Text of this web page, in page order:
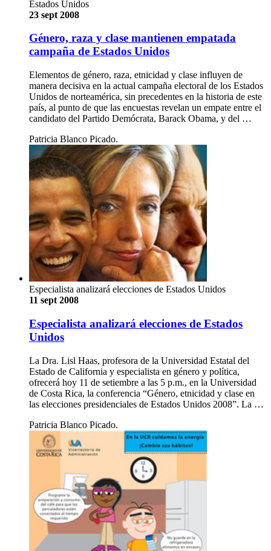
Estados Unidos
23 sept 2008
Género, raza y clase mantienen empatada
campaña de Estados Unidos
Elementos de género, raza, etnicidad y clase influyen de
manera decisiva en la actual campaña electoral de los Estados
Unidos de norteamérica, sin precedentes en la historia de este
país, al punto de que las encuestas revelan un empate entre el
candidato del Partido Demócrata, Barack Obama, y del …
Patricia Blanco Picado.
Especialista analizará elecciones de Estados Unidos
11 sept 2008
Especialista analizará elecciones de Estados
Unidos
La Dra. Lisl Haas, profesora de la Universidad Estatal del
Estado de California y especialista en género y política,
ofrecerá hoy 11 de setiembre a las 5 p.m., en la Universidad
de Costa Rica, la conferencia “Género, etnicidad y clase en
las elecciones presidenciales de Estados Unidos 2008”. La …
Patricia Blanco Picado.